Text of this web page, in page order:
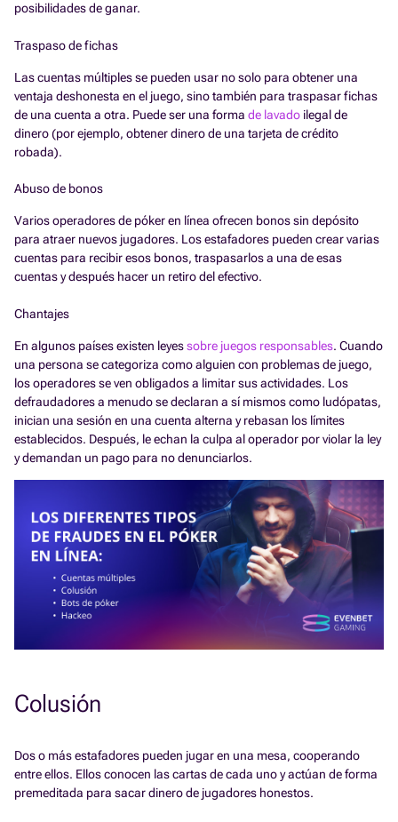
posibilidades de ganar.
Traspaso de fichas
Las cuentas múltiples se pueden usar no solo para obtener una
ventaja deshonesta en el juego, sino también para traspasar fichas
de una cuenta a otra. Puede ser una forma de lavado ilegal de
dinero (por ejemplo, obtener dinero de una tarjeta de crédito
robada).
Abuso de bonos
Varios operadores de póker en línea ofrecen bonos sin depósito
para atraer nuevos jugadores. Los estafadores pueden crear varias
cuentas para recibir esos bonos, traspasarlos a una de esas
cuentas y después hacer un retiro del efectivo.
Chantajes
En algunos países existen leyessobre juegos responsables. Cuando
una persona se categoriza como alguien con problemas de juego,
los operadores se ven obligados a limitar sus actividades. Los
defraudadores a menudo se declaran a sí mismos como ludópatas,
inician una sesión en una cuenta alterna y rebasan los límites
establecidos. Después, le echan la culpa al operador por violar la ley
y demandan un pago para no denunciarlos.
Colusión
Dos o más estafadores pueden jugar en una mesa, cooperando
entre ellos. Ellos conocen las cartas de cada uno y actúan de forma
premeditada para sacar dinero de jugadores honestos.